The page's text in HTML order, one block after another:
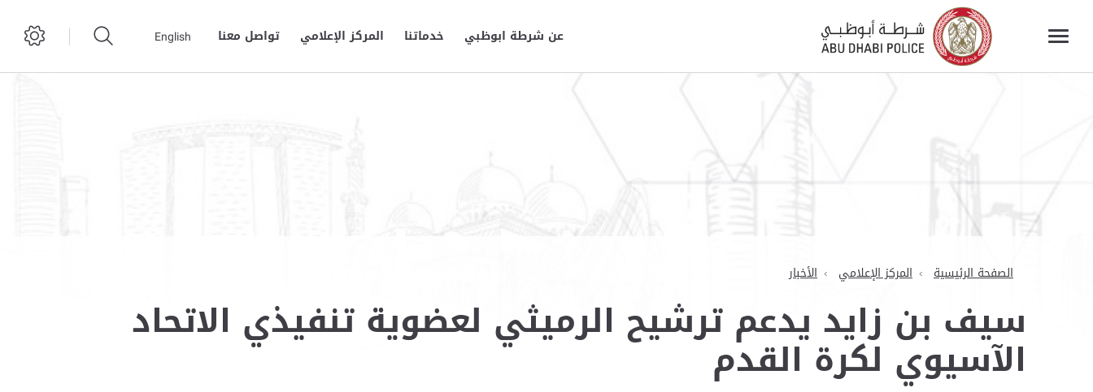
عن شرطة ابوظبي خدماتنا المركز الإعلامي تواصل معنا English
الصفحة الرئيسية المركز الإعلامي الأخبار
سيف بن زايد يدعم ترشيح الرميثي لعضوية تنفيذي الاتحاد
الآسيوي لكرة القدم